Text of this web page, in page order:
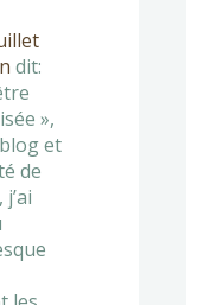
dit:
»,
et
de